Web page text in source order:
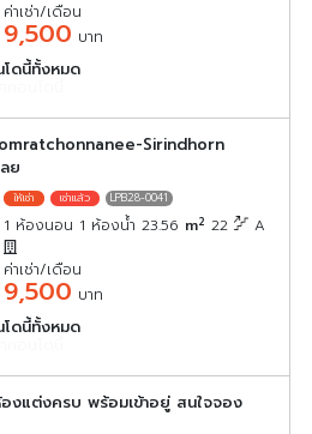
ค่าเช่า/เดือน
9,500 บาท
โดนี้ทั้งหมด
Sirindhorn
ย
LPB28-0041
1 ห้องนอน 1 ห้องน้ำ 23.56 m2 22 A
ค่าเช่า/เดือน
9,500 บาท
โดนี้ทั้งหมด
งแต่งครบ พร้อมเข้าอยู่ สนใจจอง